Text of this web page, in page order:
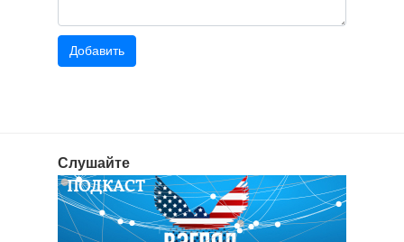
Слушайте
ПОДКАСТ